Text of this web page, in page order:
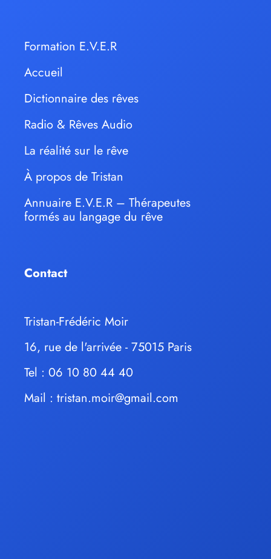
Formation E.V.E.R
Accueil
Dictionnaire des rêves
Radio & Rêves Audio
La réalité sur le rêve
À propos de Tristan
Annuaire E.V.E.R – Thérapeutes
formés au langage du rêve
Contact
Tristan-Frédéric Moir
16, rue de l'arrivée - 75015 Paris
Tel : 06 10 80 44 40
Mail : tristan.moir@gmail.com